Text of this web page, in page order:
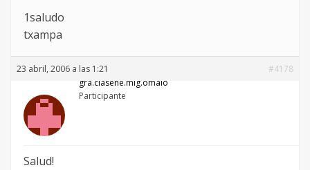
1saludo
txampa
23 abril, 2006 a las 1:21
#4178
gra.ciasene.mig.omalo
Participante
Salud!